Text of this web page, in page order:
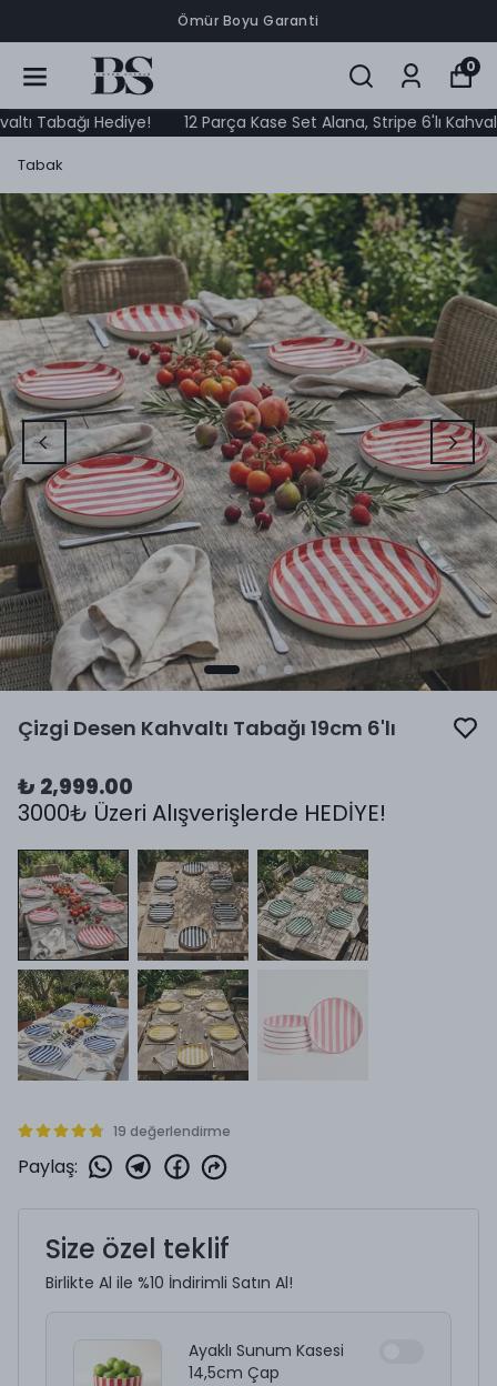
Ömür Boyu Garanti
0
Hediye! 12 Parça Kase Set Alana, Stripe 6'lı Kahvaltı
Tabak
Çizgi Desen Kahvaltı Tabağı 19cm 6'lı
₺ 2,999.00
3000₺ Üzeri Alışverişlerde HEDİYE!
19 değerlendirme
Paylaş:
Size özel teklif
Birlikte Al ile %10 İndirimli Satın Al!
Ayaklı Sunum Kasesi
14,5cm Çap